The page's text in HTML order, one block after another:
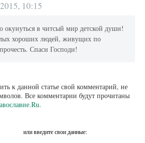
10:15
окунуться в читсый мир детской души!
хороших людей, живущих по
Спаси Господи!
к данной статье свой комментарий, не
Все комментарии будут прочитаны
.
или введите свои данные: